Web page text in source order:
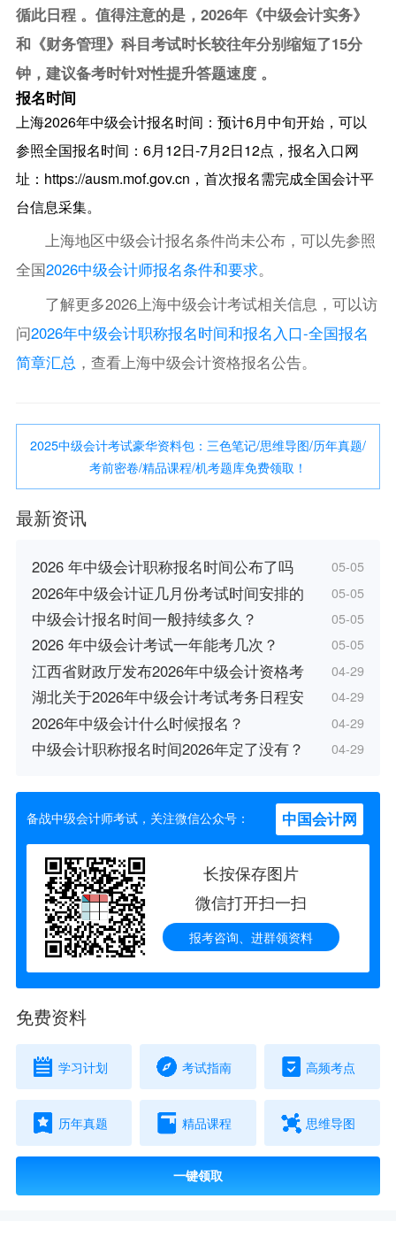
循此日程 。值得注意的是，2026年《中级会计实务》
和《财务管理》科目考试时长较往年分别缩短了15分
钟，建议备考时针对性提升答题速度 。
报名时间
上海2026年中级会计报名时间：预计6月中旬开始，可以
参照全国报名时间：6月12日-7月2日12点，报名入口网
址：https://ausm.mof.gov.cn，首次报名需完成全国会计平
台信息采集。
上海地区中级会计报名条件尚未公布，可以先参照
全国2026中级会计师报名条件和要求。
了解更多2026上海中级会计考试相关信息，可以访
问2026年中级会计职称报名时间和报名入口-全国报名
简章汇总 ，查看上海中级会计资格报名公告。
2025中级会计考试豪华资料包：三色笔记/思维导图/历年真题/
考前密卷/精品课程/机考题库免费领取！
最新资讯
2026 年中级会计职称报名时间公布了吗 05-05
2026年中级会计证几月份考试时间安排的 05-05
中级会计报名时间一般持续多久？ 05-05
2026 年中级会计考试一年能考几次？ 05-05
江西省财政厅发布2026年中级会计资格考 04-29
湖北关于2026年中级会计考试考务日程安 04-29
2026年中级会计什么时候报名？ 04-29
中级会计职称报名时间2026年定了没有？ 04-29
备战中级会计师考试，关注微信公众号： 中国会计网
长按保存图片
微信打开扫一扫
报考咨询、进群领资料
免费资料
学习计划 考试指南 高频考点
历年真题 精品课程 思维导图
一键领取